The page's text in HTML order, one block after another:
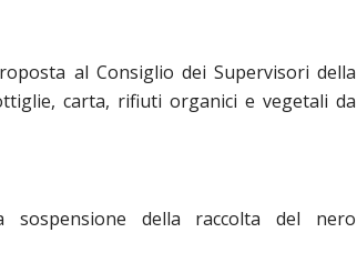
al Consiglio dei Supervisori della
carta, rifiuti organici e vegetali da
della raccolta del nero